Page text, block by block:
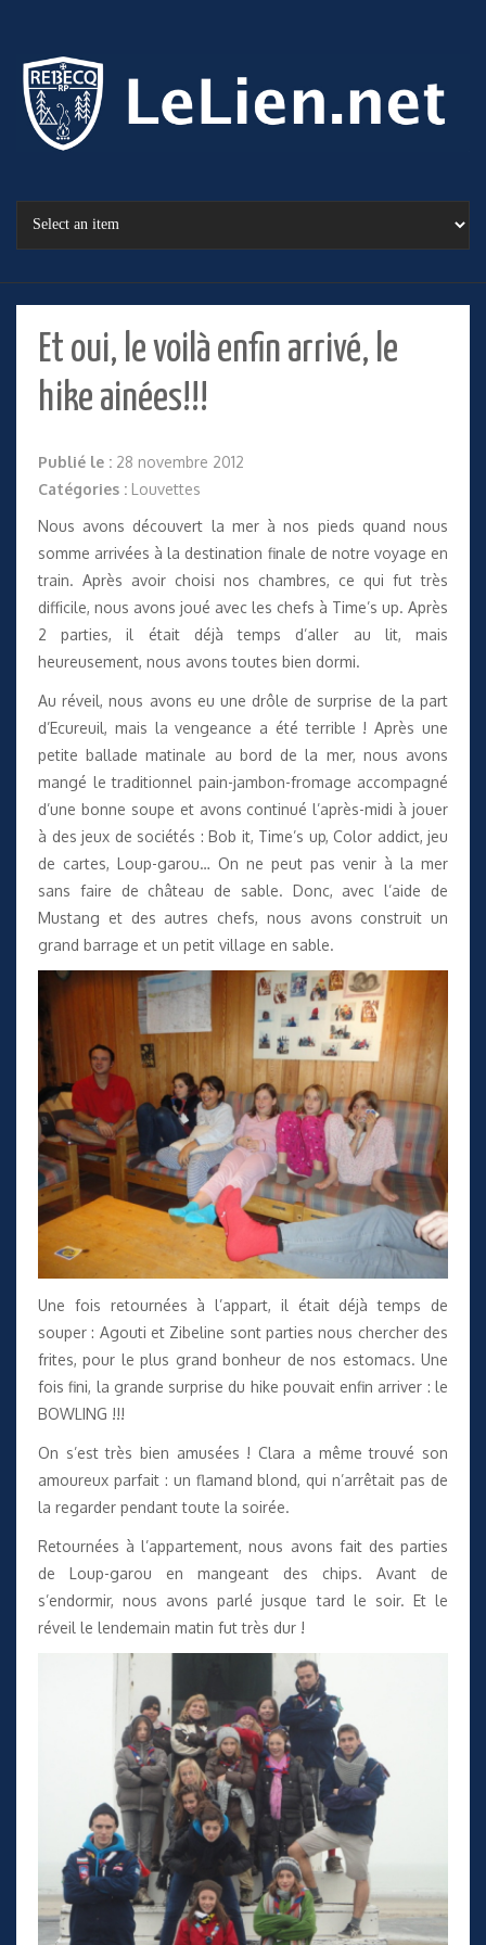
Et oui, le voilà enfin arrivé, le
hike ainées!!!
Publié le : 28 novembre 2012
Catégories : Louvettes
Nous avons découvert la mer à nos pieds quand nous
somme arrivées à la destination finale de notre voyage en
train. Après avoir choisi nos chambres, ce qui fut très
difficile, nous avons joué avec les chefs à Time’s up. Après
2 parties, il était déjà temps d’aller au lit, mais
heureusement, nous avons toutes bien dormi.
Au réveil, nous avons eu une drôle de surprise de la part
d’Ecureuil, mais la vengeance a été terrible ! Après une
petite ballade matinale au bord de la mer, nous avons
mangé le traditionnel pain-jambon-fromage accompagné
d’une bonne soupe et avons continué l’après-midi à jouer
à des jeux de sociétés : Bob it, Time’s up, Color addict, jeu
de cartes, Loup-garou… On ne peut pas venir à la mer
sans faire de château de sable. Donc, avec l’aide de
Mustang et des autres chefs, nous avons construit un
grand barrage et un petit village en sable.
Une fois retournées à l’appart, il était déjà temps de
souper : Agouti et Zibeline sont parties nous chercher des
frites, pour le plus grand bonheur de nos estomacs. Une
fois fini, la grande surprise du hike pouvait enfin arriver : le
BOWLING !!!
On s’est très bien amusées ! Clara a même trouvé son
amoureux parfait : un flamand blond, qui n’arrêtait pas de
la regarder pendant toute la soirée.
Retournées à l’appartement, nous avons fait des parties
de Loup-garou en mangeant des chips. Avant de
s’endormir, nous avons parlé jusque tard le soir. Et le
réveil le lendemain matin fut très dur !